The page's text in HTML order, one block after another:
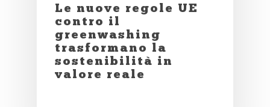
Le nuove regole UE
contro il
greenwashing
trasformano la
sostenibilità in
valore reale